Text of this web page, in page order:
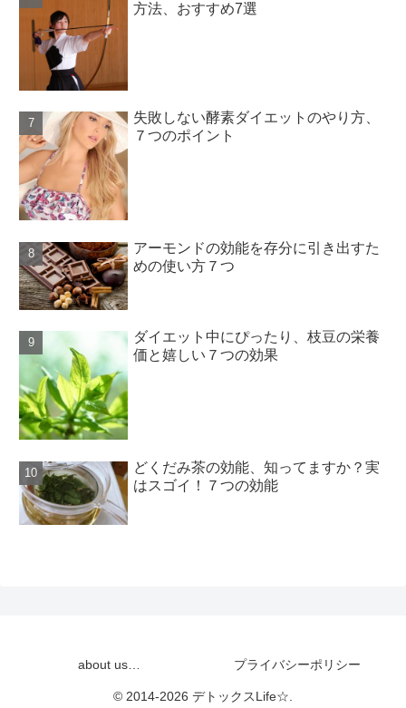
方法、おすすめ7選
失敗しない酵素ダイエットのやり方、
７つのポイント
アーモンドの効能を存分に引き出すた
めの使い方７つ
ダイエット中にぴったり、枝豆の栄養
価と嬉しい７つの効果
どくだみ茶の効能、知ってますか？実
はスゴイ！７つの効能
about us… プライバシーポリシー
© 2014-2026 デトックスLife☆.